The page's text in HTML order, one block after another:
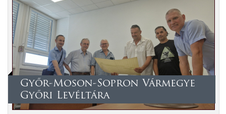
Győr-Moson-Sopron Vármegye
Győri Levéltára